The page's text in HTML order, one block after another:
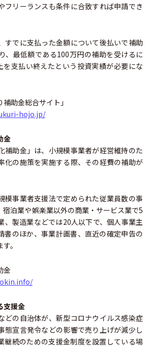
フリーランスも条件に合致すれば申請でき
すでに支払った金額について後払いで補助
、最低額である100万円の補助を受けるに
を支払い終えたという投資実績が必要にな
助金総合サイト」
hojo.jp/
金
補助金」は、小規模事業者が経営維持のた
化の施策を実施する際、その経費の補助が
模事業者支援法で定められた従業員数の事
泊業や娯楽業以外の商業・サービス業で5
、製造業などでは20人以下で、個人事業主
書のほか、事業計画書、直近の確定申告の
。
金
支援金
どの自治体が、新型コロナウイルス感染症
態宣言発令などの影響で売り上げが減少し
継続のための支援金制度を設置している場